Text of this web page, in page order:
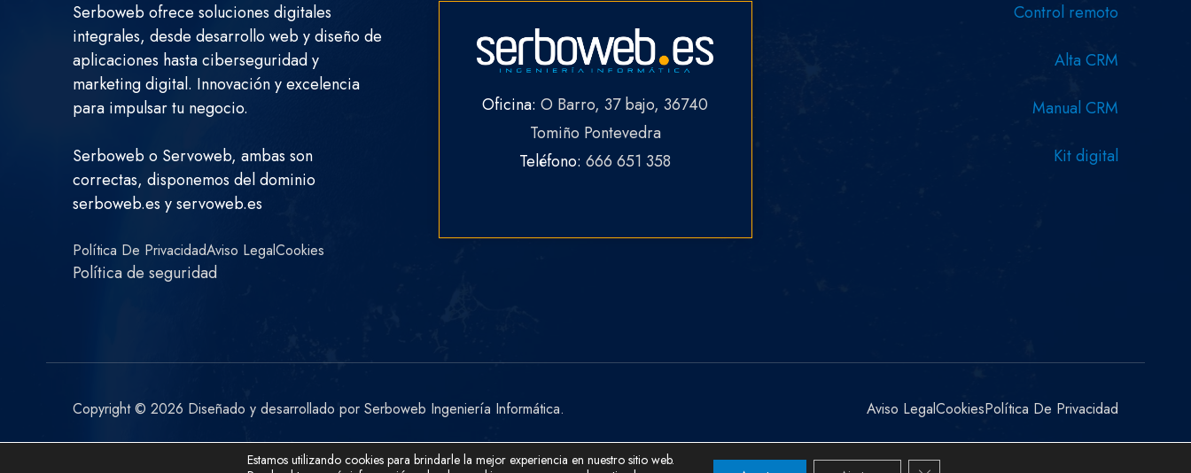
Serboweb ofrece soluciones digitales
integrales, desde desarrollo web y diseño de
aplicaciones hasta ciberseguridad y
marketing digital. Innovación y excelencia
para impulsar tu negocio.
Serboweb o Servoweb, ambas son
correctas, disponemos del dominio
serboweb.es y servoweb.es
Política De PrivacidadAviso LegalCookies
Política de seguridad
Oficina:O Barro, 37 bajo, 36740
Tomiño Pontevedra
Teléfono:666 651 358
Control remoto
Alta CRM
Manual CRM
Kit digital
Copyright © 2026 Diseñado y desarrollado por Serboweb Ingeniería Informática. Aviso LegalCookiesPolítica De Privacidad
Estamos utilizando cookies para brindarle la mejor experiencia en nuestro sitio web.